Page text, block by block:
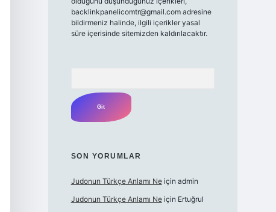
backlinkpanelicomtr@gmail.comadresine
bildirmeniz halinde, ilgili içerikler yasal
süre içerisinde sitemizden kaldırılacaktır.
SON YORUMLAR
Judonun Türkçe Anlamı Neiçin admin
Judonun Türkçe Anlamı Neiçin Ertuğrul